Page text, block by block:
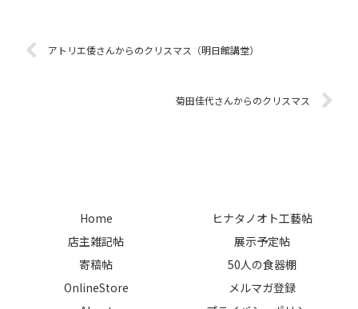
した。 3月4日（火）からは...
「いつかのひととき」と静かに重
なるよう、ひとつずつ仕上げまし
アトリエ倭さんからのクリスマス（明日館講堂）
菊田佳代さんからのクリスマス
Home
ヒナタノオト工藝帖
店主雑記帖
展示予定帖
寄稿帖
50人の食器棚
OnlineStore
メルマガ登録